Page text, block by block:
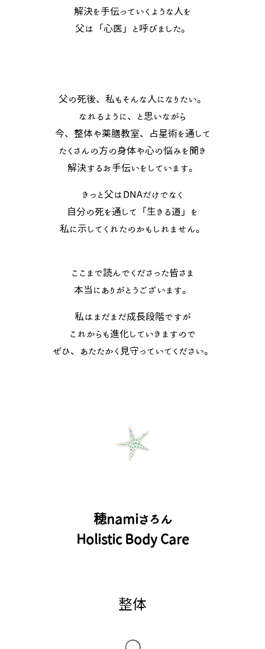
解決を手伝っていくような人を
父は「心医」と呼びました。
父の死後、私もそんな人になりたい。
なれるように、と思いながら
今、整体や薬膳教室、占星術を通して
たくさんの方の身体や心の悩みを聞き
解決するお手伝いをしています。
きっと父はDNAだけでなく
自分の死を通して「生きる道」を
私に示してくれたのかもしれません。
ここまで読んでくださった皆さま
本当にありがとうございます。
私はまだまだ成長段階ですが
これからも進化していきますので
ぜひ、あたたかく見守っていてください。
穂namiさろん
Holistic Body Care
整体